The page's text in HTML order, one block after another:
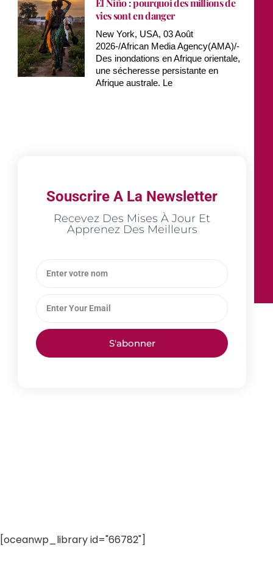
El Niño : pourquoi des millions de
vies sont en danger
New York, USA, 03 Août
2026-/African Media Agency(AMA)/-
Des inondations en Afrique orientale,
une sécheresse persistante en
Afrique australe. Le
Souscrire A La Newsletter
Recevez Des Mises À Jour Et
Apprenez Des Meilleurs
S'abonner
[oceanwp_library id="66782"]